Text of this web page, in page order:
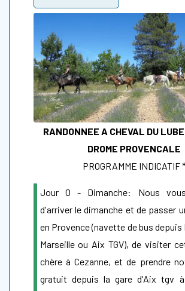
RANDONNEE A CHEVAL DU
DROME PROVENCALE
PROGRAMME INDICATIF
Jour 0 - Dimanche: Nous vous
d'arriver le dimanche et de passer
en Provence (navette de bus
Marseille ou Aix TGV), de visiter
chère à Cezanne, et de prendre
gratuit depuis la gare d'Aix tgv à